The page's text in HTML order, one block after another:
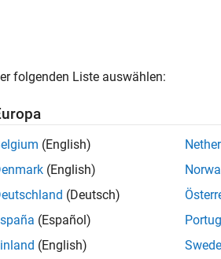
folgenden Liste auswählen:
(English)
(English)
(Deutsch)
(Español)
(English)